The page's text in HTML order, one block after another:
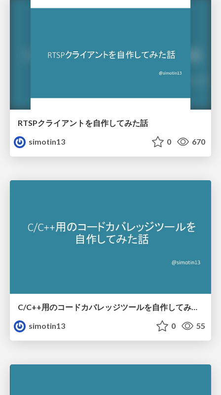
RTSPクライアントを自作してみた話
simotin13
0 670
simotin13
0 55